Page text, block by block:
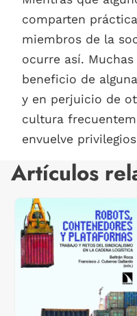
comparten
miembros de la
ocurre así.
beneficio de
y en perjuicio de
cultura
envuelve
Artículos